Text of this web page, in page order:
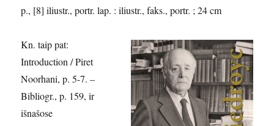
p., [8] iliustr., portr. lap. : iliustr., faks., portr. ; 24 cm
Kn. taip pat:
Introduction / Piret
Noorhani, p. 5-7. –
Bibliogr., p. 159, ir
išnašose